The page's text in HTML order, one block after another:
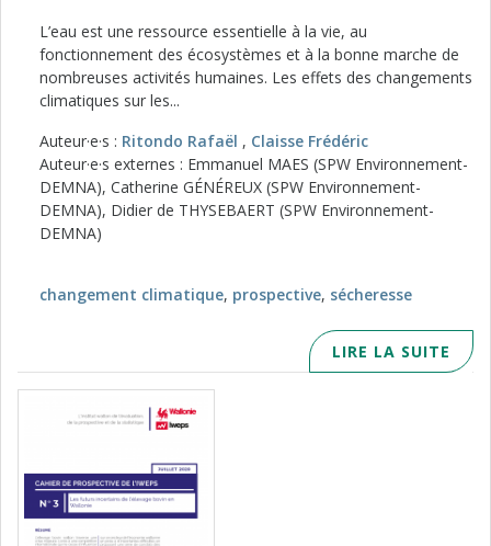
L’eau est une ressource essentielle à la vie, au
fonctionnement des écosystèmes et à la bonne marche de
nombreuses activités humaines. Les effets des changements
climatiques sur les...
Auteur·e·s : Ritondo Rafaël , Claisse Frédéric
Auteur·e·s externes : Emmanuel MAES (SPW Environnement-
DEMNA), Catherine GÉNÉREUX (SPW Environnement-
DEMNA), Didier de THYSEBAERT (SPW Environnement-
DEMNA)
changement climatique, prospective, sécheresse
LIRE LA SUITE